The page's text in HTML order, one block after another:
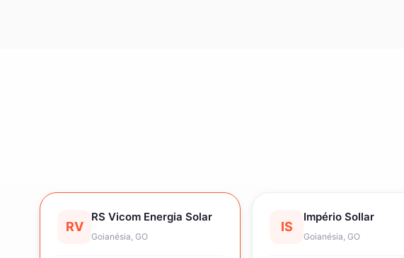
RV
RS Vicom Energia Solar
Goianésia, GO
IS
Império Sollar
Goianésia, GO